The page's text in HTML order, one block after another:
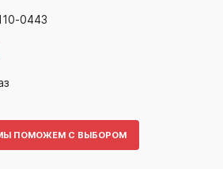
0443
ПОМОЖЕМ С ВЫБОРОМ